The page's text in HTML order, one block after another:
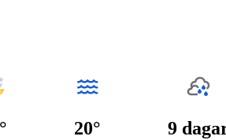
° 20° 9